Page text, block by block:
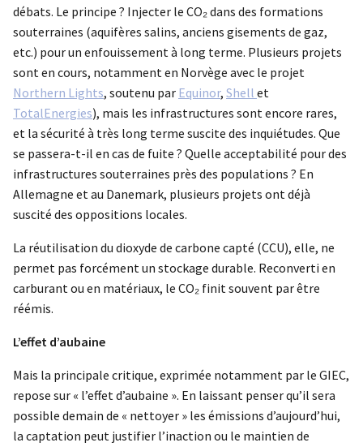
débats. Le principe ? Injecter le CO₂ dans des formations
souterraines (aquifères salins, anciens gisements de gaz,
etc.) pour un enfouissement à long terme. Plusieurs projets
sont en cours, notamment en Norvège avec le projet
Northern Lights, soutenu par Equinor, Shell et
TotalEnergies), mais les infrastructures sont encore rares,
et la sécurité à très long terme suscite des inquiétudes. Que
se passera-t-il en cas de fuite ? Quelle acceptabilité pour des
infrastructures souterraines près des populations ? En
Allemagne et au Danemark, plusieurs projets ont déjà
suscité des oppositions locales.
La réutilisation du dioxyde de carbone capté (CCU), elle, ne
permet pas forcément un stockage durable. Reconverti en
carburant ou en matériaux, le CO₂ finit souvent par être
réémis.
L’effet d’aubaine
Mais la principale critique, exprimée notamment par le GIEC,
repose sur « l’effet d’aubaine ». En laissant penser qu’il sera
possible demain de « nettoyer » les émissions d’aujourd’hui,
la captation peut justifier l’inaction ou le maintien de